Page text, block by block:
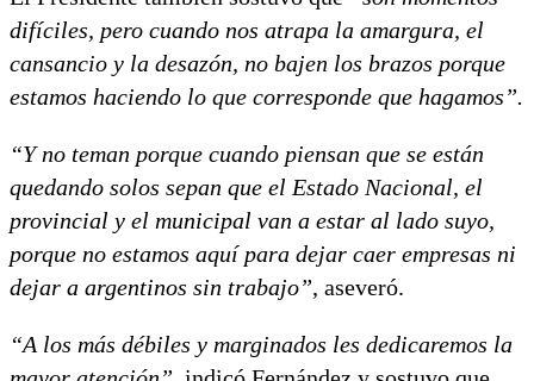
difíciles, pero cuando nos atrapa la amargura, el
cansancio y la desazón, no bajen los brazos porque
estamos haciendo lo que corresponde que hagamos”.
“Y no teman porque cuando piensan que se están
quedando solos sepan que el Estado Nacional, el
provincial y el municipal van a estar al lado suyo,
porque no estamos aquí para dejar caer empresas ni
dejar a argentinos sin trabajo”, aseveró.
“A los más débiles y marginados les dedicaremos la